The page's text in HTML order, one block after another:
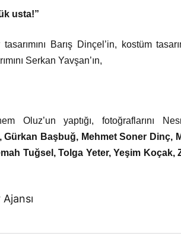
usta!”
Barış Dinçel’in, kostüm
Serkan Yavşan’ın,
Oluz’un yaptığı, fotoğraflarını
Gürkan Başbuğ, Mehmet Soner Dinç,
Tuğsel, Tolga Yeter, Yeşim